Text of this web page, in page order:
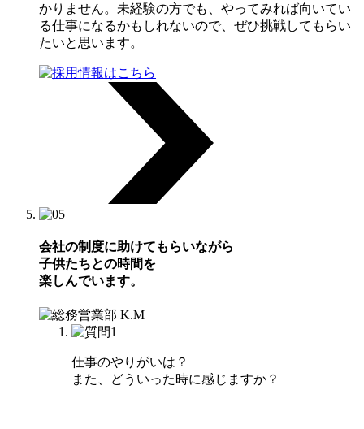
かりません。未経験の方でも、やってみれば向いてい
る仕事になるかもしれないので、ぜひ挑戦してもらい
たいと思います。
会社の制度に助けてもらいながら
子供たちとの時間を
楽しんでいます。
仕事のやりがいは？
また、どういった時に感じますか？